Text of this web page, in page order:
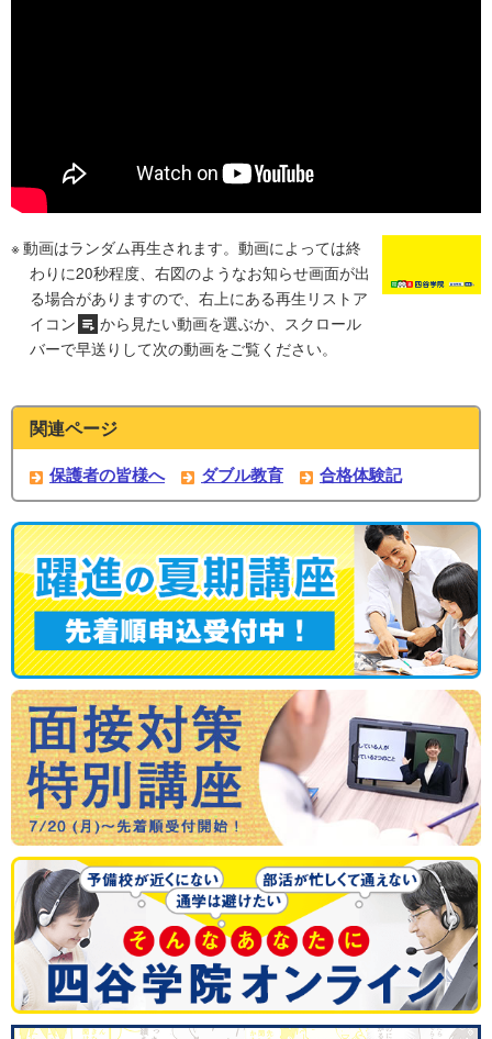
動画はランダム再生されます。動画によっては終
わりに20秒程度、右図のようなお知らせ画面が出
る場合がありますので、右上にある再生リストア
イコン
から見たい動画を選ぶか、スクロール
バーで早送りして次の動画をご覧ください。
関連ページ
保護者の皆様へ ダブル教育 合格体験記